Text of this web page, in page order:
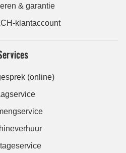
& garantie
klantaccount
(online)